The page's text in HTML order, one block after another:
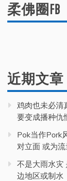
柔佛圈FB
近期文章
鸡肉也未必清
要变成播种仇
Pok当作Pork
对立面 或为
不是大雨水灾
边地区或制水